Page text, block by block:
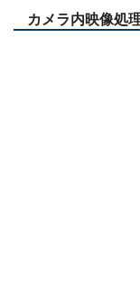
カメラ内映像処